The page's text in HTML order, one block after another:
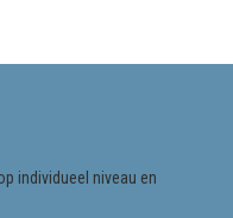
individueel niveau en